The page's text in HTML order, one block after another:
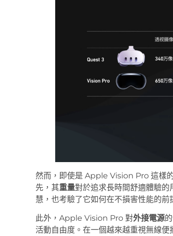
然而，即使是 Apple Vision Pro 這樣
先，其重量對於追求長時間舒適體驗
慧，也考驗了它如何在不損害性能的前
此外，Apple Vision Pro 對外接電源
活動自由度。在一個越來越重視無線